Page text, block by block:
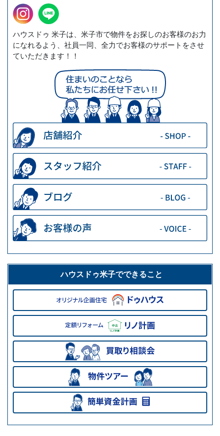
ハウスドゥ 米子は、米子市で物件をお探しのお客様のお力
になれるよう、社員一同、全力でお客様のサポートをさせ
ていただきます！！
ハウスドゥ米子でできること